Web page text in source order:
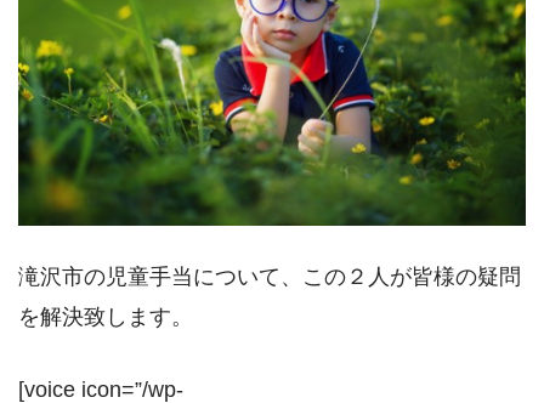
滝沢市の児童手当について、この２人が皆様の疑問
を解決致します。
[voice icon=”/wp-